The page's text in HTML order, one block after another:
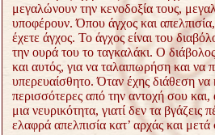
μεγαλώνουν την κενοδοξία τους,
υποφέρουν. Όπου άγχος και
έχετε άγχος. Το άγχος είναι του
την ουρά του το ταγκαλάκι. Ο
και αυτός, για να ταλαιπωρήση και
υπερευαίσθητο. Όταν έχης διάθεση να
περισσότερες από την αντοχή σου και,
μια νευρικότητα, γιατί δεν τα
ελαφρά απελπισία κατ’ αρχάς και